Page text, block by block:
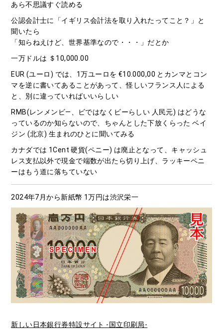
あら不思議すぐ読める
公認会計士に「イギリス会計法を取り入れたってこと？」と
聞いたら
「知らねえけど、世界基準なので・・・」だとか
一万ドルは ＄10,000.00
EUR (ユーロ) では、1万ユーロを €10.000,00 とカンマとコン
マを逆に書いてあることがあって、怪しいフランス人による
と、別に違っていればいいらしい
RMB(レンメンビ―、ビではなくビーらしい 人民元) はどうな
っているのか知らないので、ちゃんとした下放くらった ベイ
ジン (北京) 生まれのひとに聞いてみる
カナダでは 1Cent 硬貨(ペニー) は廃止となって、キャッシュ
レス支払以外で現金で端数が出たら切り上げ、ラッキーペニ
ーはもう道に落ちていない
2024年7月から新紙幣 1万円は渋沢栄一
新しい日本銀行券特設サイト -国立印刷局-